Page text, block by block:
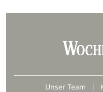
Unser Team